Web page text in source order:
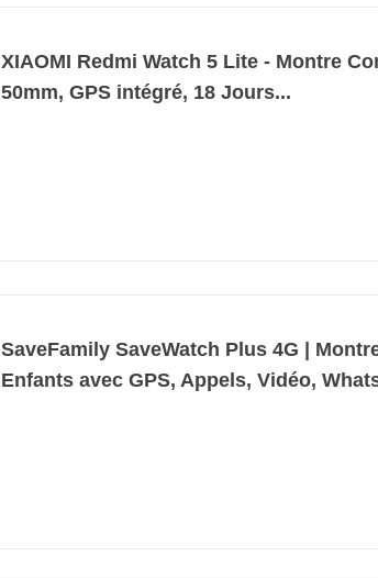
XIAOMI Redmi Watch 5 Lite - Montre
50mm, GPS intégré, 18 Jours...
SaveFamily SaveWatch Plus 4G |
Enfants avec GPS, Appels, Vidéo,